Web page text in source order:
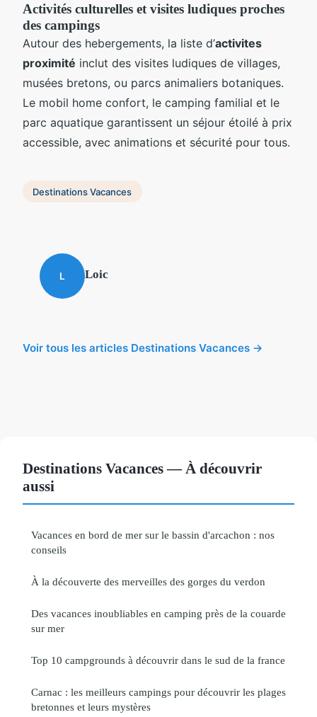
Activités culturelles et visites ludiques proches
des campings
Autour des hebergements, la liste d’activites
proximité inclut des visites ludiques de villages,
musées bretons, ou parcs animaliers botaniques.
Le mobil home confort, le camping familial et le
parc aquatique garantissent un séjour étoilé à prix
accessible, avec animations et sécurité pour tous.
Destinations Vacances
L Loic
Voir tous les articles Destinations Vacances →
Destinations Vacances — À découvrir
aussi
Vacances en bord de mer sur le bassin d'arcachon : nos
conseils
À la découverte des merveilles des gorges du verdon
Des vacances inoubliables en camping près de la couarde
sur mer
Top 10 campgrounds à découvrir dans le sud de la france
Carnac : les meilleurs campings pour découvrir les plages
bretonnes et leurs mystères